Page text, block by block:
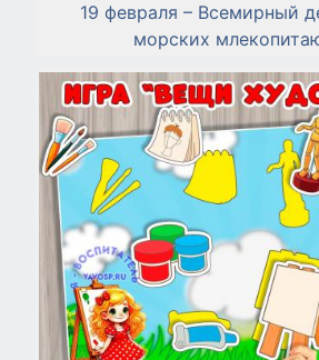
19 февраля – Всемирный
морских